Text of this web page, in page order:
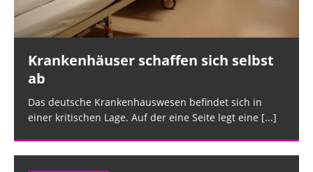
Krankenhäuser schaffen sich selbst
ab
Das deutsche Krankenhauswesen befindet sich in
einer kritischen Lage. Auf der eine Seite legt eine [...]
Prev
ious